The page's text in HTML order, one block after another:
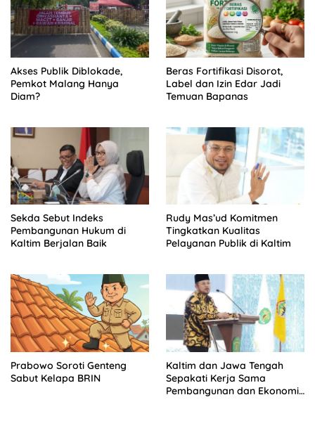
Akses Publik Diblokade,
Pemkot Malang Hanya
Diam?
Beras Fortifikasi Disorot,
Label dan Izin Edar Jadi
Temuan Bapanas
Sekda Sebut Indeks
Pembangunan Hukum di
Kaltim Berjalan Baik
Rudy Mas’ud Komitmen
Tingkatkan Kualitas
Pelayanan Publik di Kaltim
Prabowo Soroti Genteng
Sabut Kelapa BRIN
Kaltim dan Jawa Tengah
Sepakati Kerja Sama
Pembangunan dan Ekonomi